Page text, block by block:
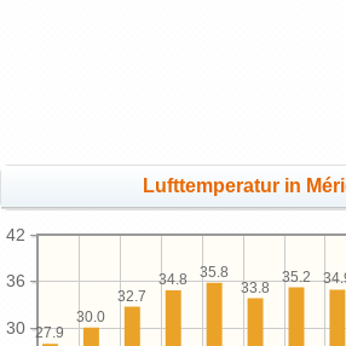
Lufttemperatur in
30
36
42
35.2
33.8
35.8
34.8
32.7
30.0
27.9